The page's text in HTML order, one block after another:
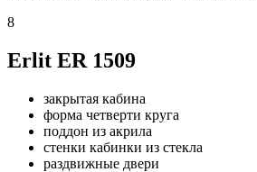
8
Erlit ER 1509
закрытая кабина
форма четверти круга
поддон из акрила
стенки кабинки из стекла
раздвижные двери